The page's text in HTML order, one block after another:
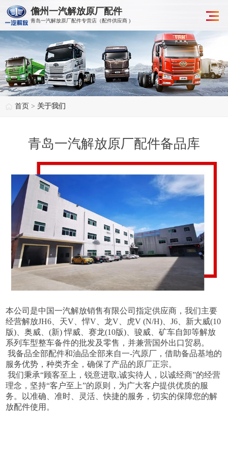
儋州一汽解放原厂配件
青岛一汽解放原厂配件专营店（配件供应商 )
首页 > 关于我们
青岛一汽解放原厂配件备品库
本公司是中国一汽解放销售有限公司指定供应商，我们主要
经营解放JH6、天V、悍V、龙V、虎V (N/H)、J6、新大威(10
版)、奥威、(新) 悍威、赛龙(10版)、骏威、矿车自卸等解放
系列车型整车备件的批发及零售，并兼营国外出口贸易。
我备品全部配件和油品全部来自一-汽原厂，借助备品基地的
服务优势，种类齐全，确保了产品的原厂正宗。
我们秉承“顾客至上，锐意进取,诚实待人，以诚经商”的经营
理念，坚持“客户至上”的原则，为广大客户提供优质的服
务。以准确、准时、灵活、快捷的服务，切实的保障您的解
放配件使用。